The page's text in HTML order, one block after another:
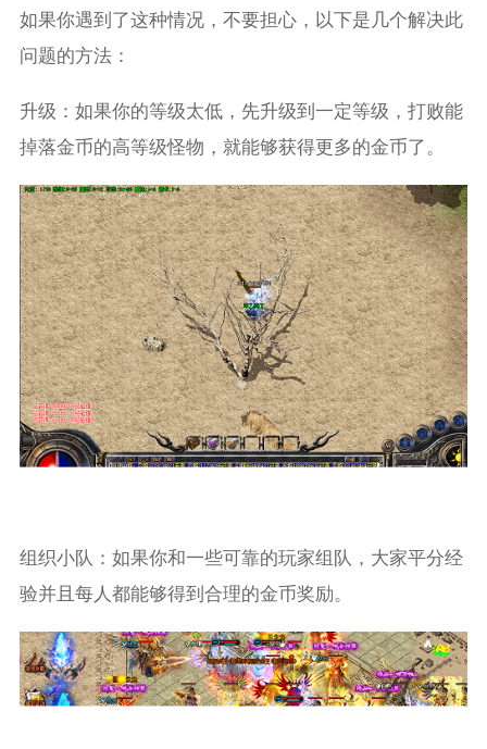
如果你遇到了这种情况，不要担心，以下是几个解决此
问题的方法：
升级：如果你的等级太低，先升级到一定等级，打败能
掉落金币的高等级怪物，就能够获得更多的金币了。
组织小队：如果你和一些可靠的玩家组队，大家平分经
验并且每人都能够得到合理的金币奖励。